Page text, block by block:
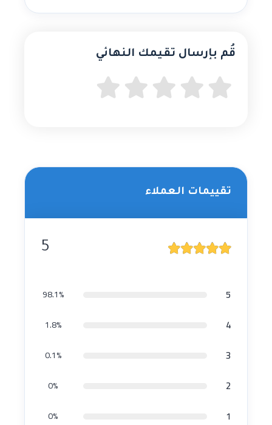
قُم بإرسال تقيمك النهائي
تقييمات العملاء
5
5
98.1%
4
1.8%
3
0.1%
2
0%
1
0%